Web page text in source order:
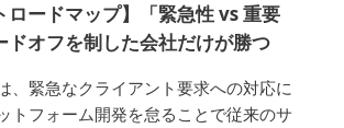
ロードマップ】「緊急性 vs 重要
ドオフを制した会社だけが勝つ
、緊急なクライアント要求への対応に
トフォーム開発を怠ることで従来のサ